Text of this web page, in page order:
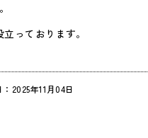
っております。
2025年11月04日